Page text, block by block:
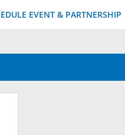
EVENT & PARTNERSHIP